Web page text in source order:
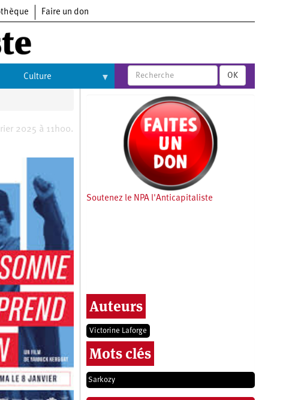
Faire un don
Culture OK
2025 à 11h00.
Soutenez le NPA l'Anticapitaliste
Auteurs
Victorine Laforge
Mots clés
Sarkozy